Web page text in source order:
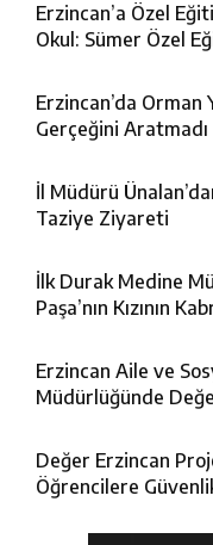
Erzincan’a Özel
Okul: Sümer Özel
Erzincan’da Orman
Gerçeğini Aratmadı
İl Müdürü
Taziye Ziyareti
İlk Durak Medine
Paşa’nın Kızının
Erzincan Aile ve
Müdürlüğünde
Değer Erzincan
Öğrencilere